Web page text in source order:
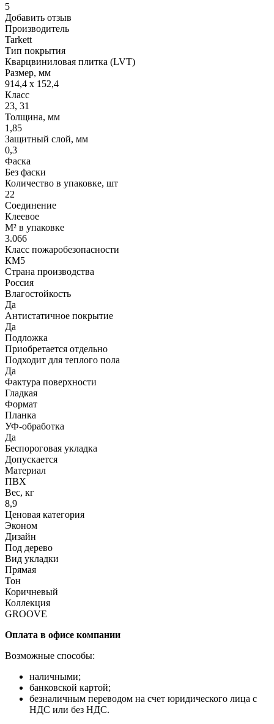
5
Добавить отзыв
Производитель
Tarkett
Тип покрытия
Кварцвиниловая плитка (LVT)
Размер, мм
914,4 х 152,4
Класс
23, 31
Толщина, мм
1,85
Защитный слой, мм
0,3
Фаска
Без фаски
Количество в упаковке, шт
22
Соединение
Клеевое
М² в упаковке
3.066
Класс пожаробезопасности
КМ5
Страна производства
Россия
Влагостойкость
Да
Антистатичное покрытие
Да
Подложка
Приобретается отдельно
Подходит для теплого пола
Да
Фактура поверхности
Гладкая
Формат
Планка
УФ-обработка
Да
Беспороговая укладка
Допускается
Материал
ПВХ
Вес, кг
8,9
Ценовая категория
Эконом
Дизайн
Под дерево
Вид укладки
Прямая
Тон
Коричневый
Коллекция
GROOVE
Оплата в офисе компании
Возможные способы:
наличными;
банковской картой;
безналичным переводом на счет юридического лица с
НДС или без НДС.